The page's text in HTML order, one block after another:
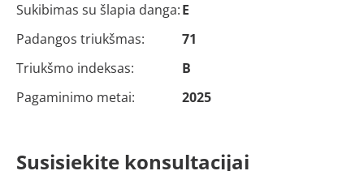
Sukibimas su šlapia danga:E
Padangos triukšmas:
71
Triukšmo indeksas:
B
Pagaminimo metai:
2025
Susisiekite konsultacijai